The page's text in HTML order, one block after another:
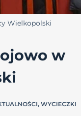
Wielkopolski
w
, WYCIECZKI